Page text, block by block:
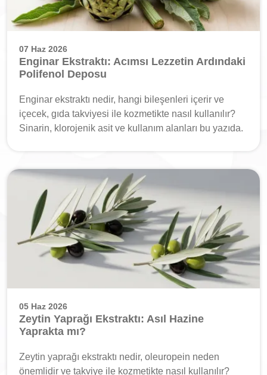
07 Haz 2026
Enginar Ekstraktı: Acımsı Lezzetin Ardındaki
Polifenol Deposu
Enginar ekstraktı nedir, hangi bileşenleri içerir ve
içecek, gıda takviyesi ile kozmetikte nasıl kullanılır?
Sinarin, klorojenik asit ve kullanım alanları bu yazıda.
05 Haz 2026
Zeytin Yaprağı Ekstraktı: Asıl Hazine
Yaprakta mı?
Zeytin yaprağı ekstraktı nedir, oleuropein neden
önemlidir ve takviye ile kozmetikte nasıl kullanılır?